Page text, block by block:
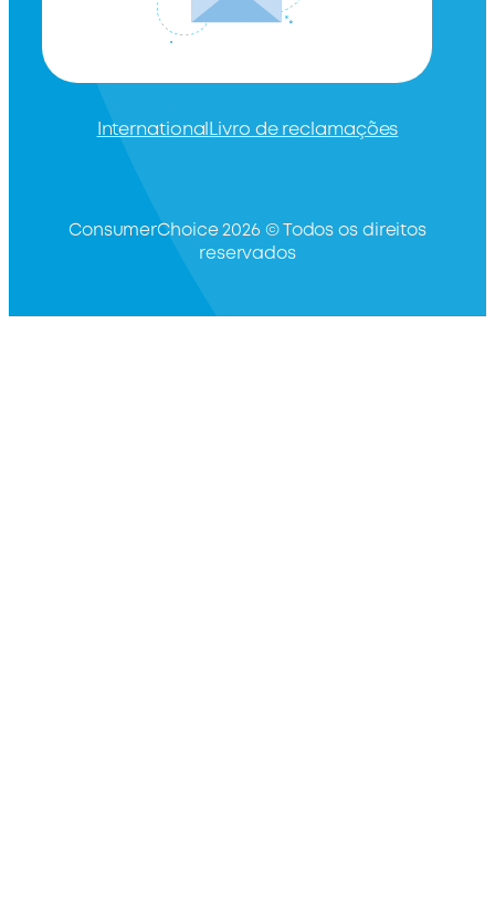
International Livro de reclamações
ConsumerChoice 2026 © Todos os direitos
reservados